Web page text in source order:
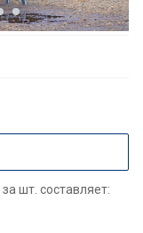
шт. составляет: